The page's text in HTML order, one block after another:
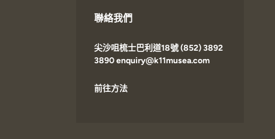
聯絡我們
尖沙咀梳士巴利道18號 (852) 3892
3890 enquiry@k11musea.com
前往方法